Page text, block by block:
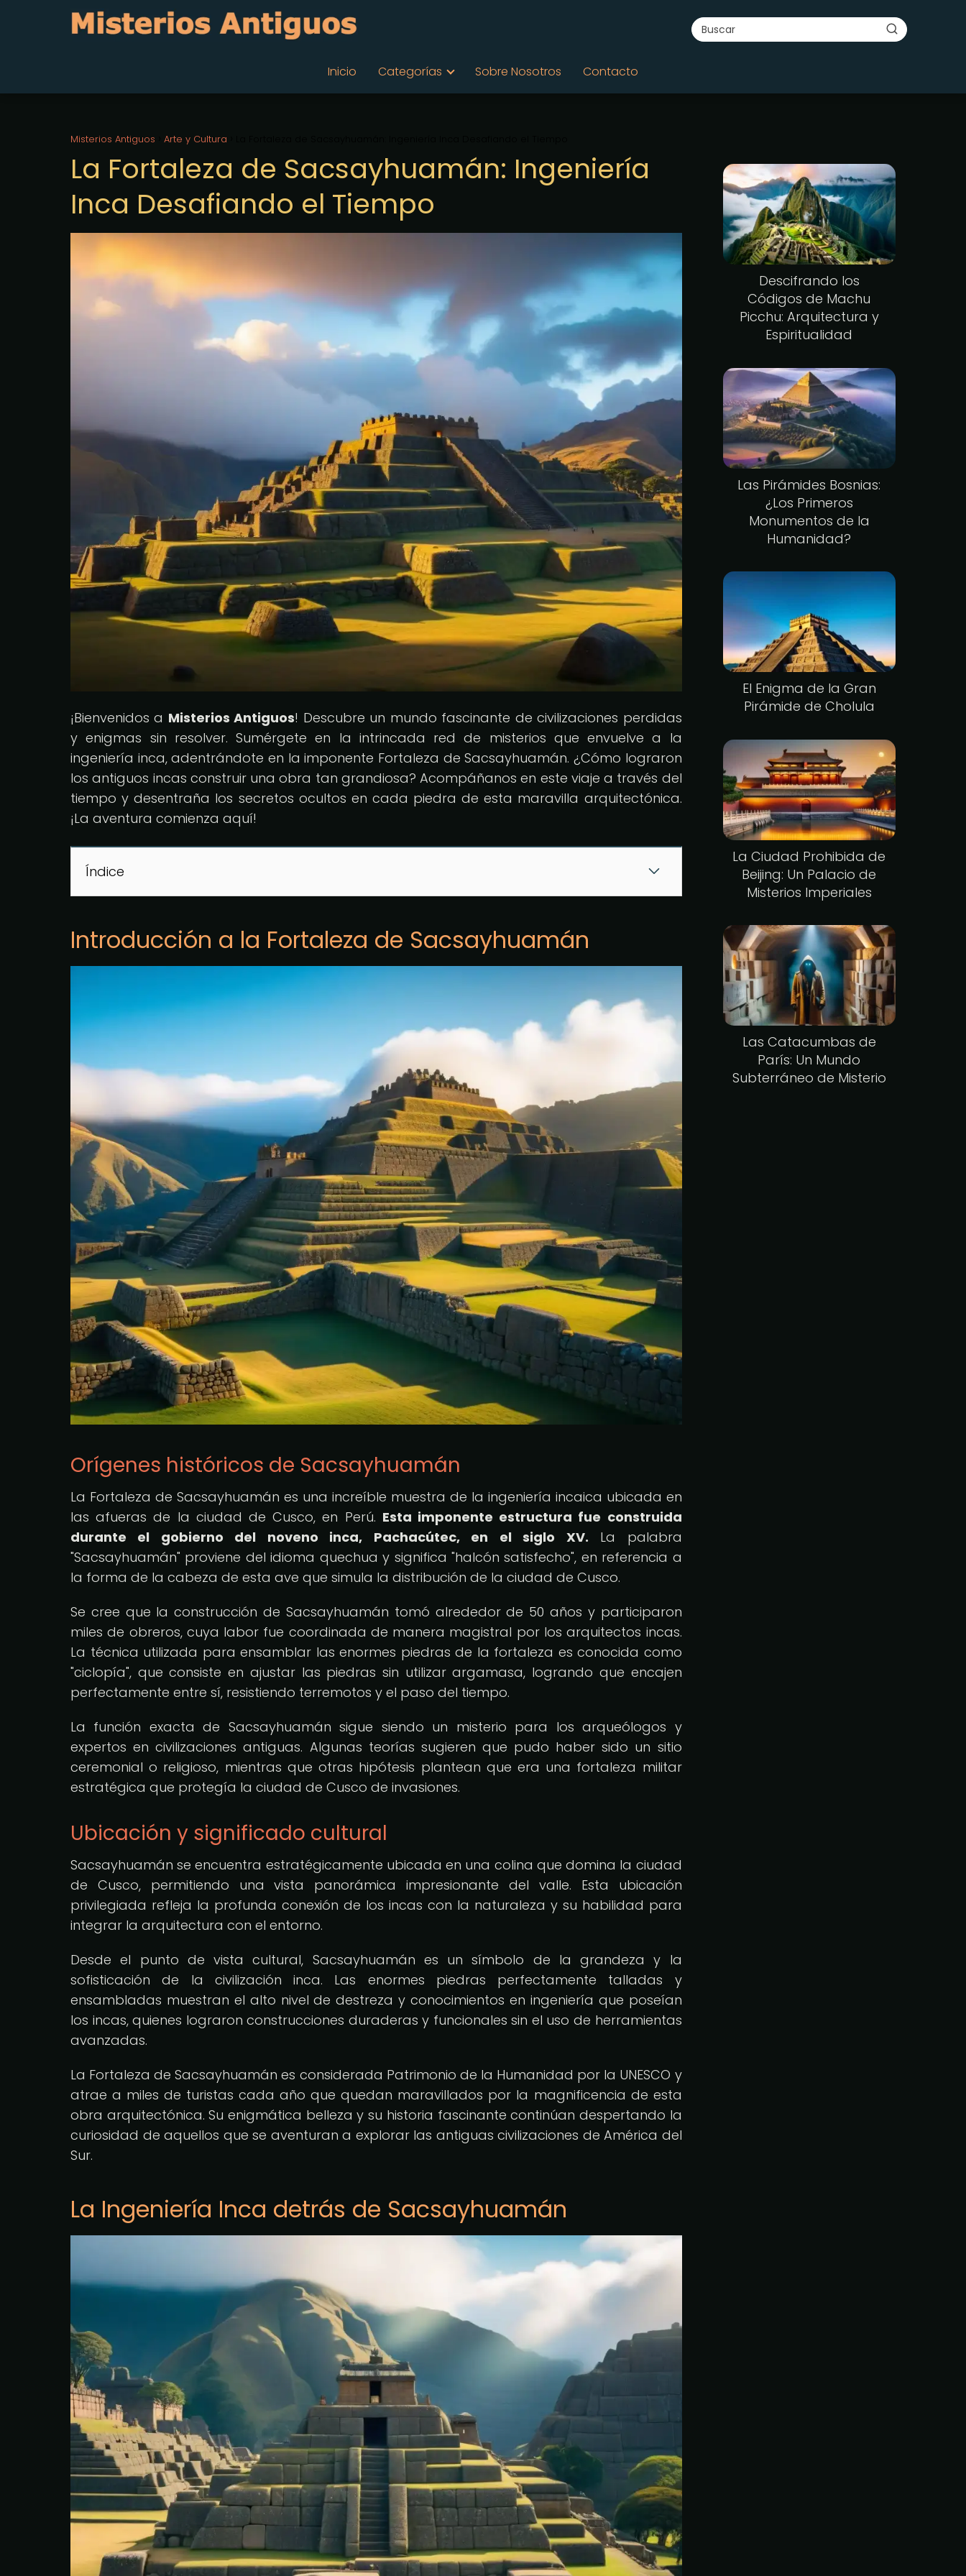
Inicio Categorías Sobre Nosotros Contacto
Misterios Antiguos Arte y Cultura
La Fortaleza de Sacsayhuamán: Ingeniería
Inca Desafiando el Tiempo
¡Bienvenidos a Misterios Antiguos! Descubre un mundo fascinante de civilizaciones perdidas
y enigmas sin resolver. Sumérgete en la intrincada red de misterios que envuelve a la
ingeniería inca, adentrándote en la imponente Fortaleza de Sacsayhuamán. ¿Cómo lograron
los antiguos incas construir una obra tan grandiosa? Acompáñanos en este viaje a través del
tiempo y desentraña los secretos ocultos en cada piedra de esta maravilla arquitectónica.
¡La aventura comienza aquí!
Índice
Introducción a la Fortaleza de Sacsayhuamán
Orígenes históricos de Sacsayhuamán
La Fortaleza de Sacsayhuamán es una increíble muestra de la ingeniería incaica ubicada en
las afueras de la ciudad de Cusco, en Perú. Esta imponente estructura fue construida
durante el gobierno del noveno inca, Pachacútec, en el siglo XV. La palabra
"Sacsayhuamán" proviene del idioma quechua y significa "halcón satisfecho", en referencia a
la forma de la cabeza de esta ave que simula la distribución de la ciudad de Cusco.
Se cree que la construcción de Sacsayhuamán tomó alrededor de 50 años y participaron
miles de obreros, cuya labor fue coordinada de manera magistral por los arquitectos incas.
La técnica utilizada para ensamblar las enormes piedras de la fortaleza es conocida como
"ciclopía", que consiste en ajustar las piedras sin utilizar argamasa, logrando que encajen
perfectamente entre sí, resistiendo terremotos y el paso del tiempo.
La función exacta de Sacsayhuamán sigue siendo un misterio para los arqueólogos y
expertos en civilizaciones antiguas. Algunas teorías sugieren que pudo haber sido un sitio
ceremonial o religioso, mientras que otras hipótesis plantean que era una fortaleza militar
estratégica que protegía la ciudad de Cusco de invasiones.
Ubicación y significado cultural
Sacsayhuamán se encuentra estratégicamente ubicada en una colina que domina la ciudad
de Cusco, permitiendo una vista panorámica impresionante del valle. Esta ubicación
privilegiada refleja la profunda conexión de los incas con la naturaleza y su habilidad para
integrar la arquitectura con el entorno.
Desde el punto de vista cultural, Sacsayhuamán es un símbolo de la grandeza y la
sofisticación de la civilización inca. Las enormes piedras perfectamente talladas y
ensambladas muestran el alto nivel de destreza y conocimientos en ingeniería que poseían
los incas, quienes lograron construcciones duraderas y funcionales sin el uso de herramientas
avanzadas.
La Fortaleza de Sacsayhuamán es considerada Patrimonio de la Humanidad por la UNESCO y
atrae a miles de turistas cada año que quedan maravillados por la magnificencia de esta
obra arquitectónica. Su enigmática belleza y su historia fascinante continúan despertando la
curiosidad de aquellos que se aventuran a explorar las antiguas civilizaciones de América del
Sur.
La Ingeniería Inca detrás de Sacsayhuamán
Descifrando los
Códigos de Machu
Picchu: Arquitectura y
Espiritualidad
Las Pirámides Bosnias:
¿Los Primeros
Monumentos de la
Humanidad?
El Enigma de la Gran
Pirámide de Cholula
La Ciudad Prohibida de
Beijing: Un Palacio de
Misterios Imperiales
Las Catacumbas de
París: Un Mundo
Subterráneo de Misterio